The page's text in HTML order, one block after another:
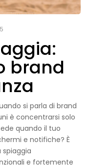
brand
si parla di brand
è concentrarsi solo
quando il tuo
e notifiche? È
e fortemente